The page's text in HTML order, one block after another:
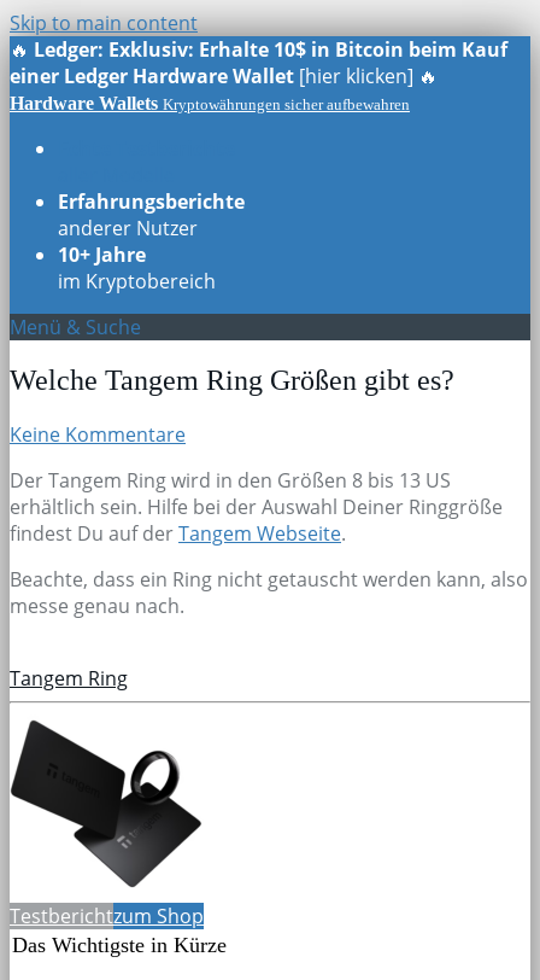
Skip to main content
🔥 Ledger: Exklusiv: Erhalte 10$ in Bitcoin beim Kauf
einer Ledger Hardware Wallet [hier klicken] 🔥
Hardware Wallets Kryptowährungen sicher aufbewahren
Erfahrungsberichte
anderer Nutzer
10+ Jahre
im Kryptobereich
Menü & Suche
Welche Tangem Ring Größen gibt es?
Keine Kommentare
Der Tangem Ring wird in den Größen 8 bis 13 US
erhältlich sein. Hilfe bei der Auswahl Deiner Ringgröße
findest Du auf derTangem Webseite.
Beachte, dass ein Ring nicht getauscht werden kann, also
messe genau nach.
Tangem Ring
Testberichtzum Shop
Das Wichtigste in Kürze